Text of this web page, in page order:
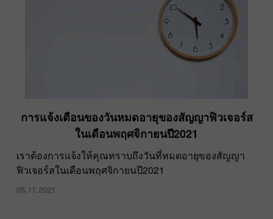
การแจ้งเตือนของวันหมดอายุของสัญญาฟิวเจอร์ส
ในเดือนพฤศจิกายนปี2021
เราต้องการแจ้งให้คุณทราบถึงวันที่หมดอายุของสัญญา
ฟิวเจอร์สในเดือนพฤศจิกายนปี2021
05.11.2021